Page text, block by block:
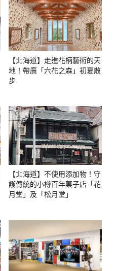
【北海道】走進花柄藝術的天
地！帶廣「六花之森」初夏散
步
【北海道】不使用添加物！守
護傳統的小樽百年菓子店「花
月堂」及「松月堂」